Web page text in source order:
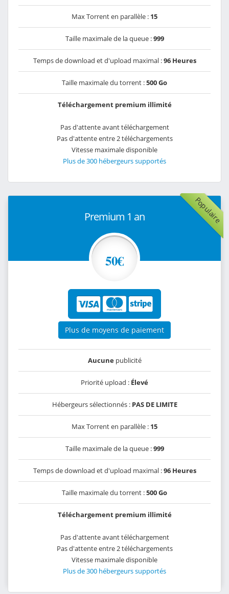
Max Torrent en parallèle : 15
Taille maximale de la queue :999
Temps de download et d'upload maximal :96 Heures
Taille maximale du torrent :500 Go
Téléchargement premium illimité
Pas d'attente avant téléchargement
Pas d'attente entre 2 téléchargements
Vitesse maximale disponible
Plus de 300 hébergeurs supportés
Populaire
Premium 1 an
50€
Plus de moyens de paiement
Aucunepublicité
Priorité upload : Élevé
Hébergeurs sélectionnés : PAS DE LIMITE
Max Torrent en parallèle : 15
Taille maximale de la queue :999
Temps de download et d'upload maximal :96 Heures
Taille maximale du torrent :500 Go
Téléchargement premium illimité
Pas d'attente avant téléchargement
Pas d'attente entre 2 téléchargements
Vitesse maximale disponible
Plus de 300 hébergeurs supportés